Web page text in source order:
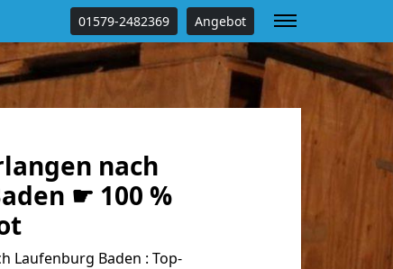
01579-2482369 Angebot
nach
☛ 100 %
Laufenburg Baden : Top-